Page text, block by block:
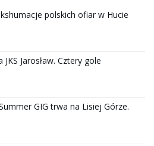
polskich ofiar w Hucie
Jarosław. Cztery gole
GIG trwa na Lisiej Górze.